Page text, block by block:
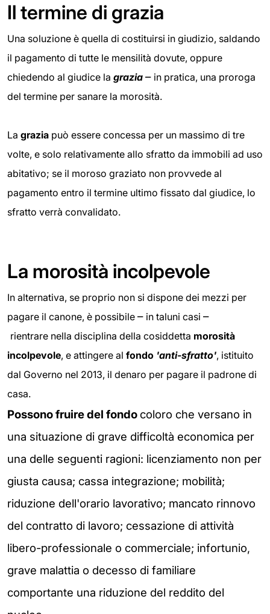
Il termine di grazia
Una soluzione è quella di costituirsi in giudizio, saldando
il pagamento di tutte le mensilità dovute, oppure
chiedendo al giudice la grazia – in pratica, una proroga
del termine per sanare la morosità.
La grazia può essere concessa per un massimo di tre
volte, e solo relativamente allo sfratto da immobili ad uso
abitativo; se il moroso graziato non provvede al
pagamento entro il termine ultimo fissato dal giudice, lo
sfratto verrà convalidato.
La morosità incolpevole
In alternativa, se proprio non si dispone dei mezzi per
pagare il canone, è possibile – in taluni casi –
rientrare nella disciplina della cosiddetta morosità
incolpevole, e attingere al fondo 'anti-sfratto', istituito
dal Governo nel 2013, il denaro per pagare il padrone di
casa.
Possono fruire del fondo coloro che versano in
una situazione di grave difficoltà economica per
una delle seguenti ragioni: licenziamento non per
giusta causa; cassa integrazione; mobilità;
riduzione dell'orario lavorativo; mancato rinnovo
del contratto di lavoro; cessazione di attività
libero-professionale o commerciale; infortunio,
grave malattia o decesso di familiare
comportante una riduzione del reddito del